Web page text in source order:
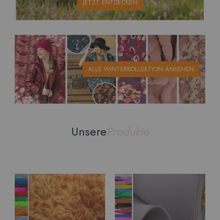
JETZT ENTDECKEN
ALLE WINTERKOLLEKTION ANSEHEN
UnsereProdukte